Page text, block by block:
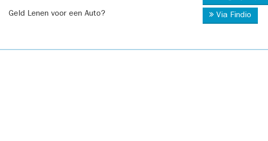
Geld Lenen voor een Auto? Via Findio